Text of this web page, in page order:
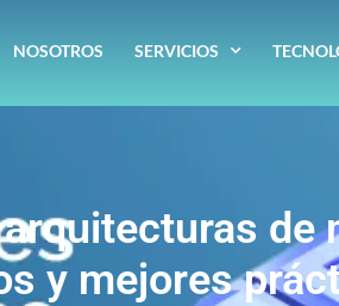
NOSOTROS SERVICIOS
y mejores